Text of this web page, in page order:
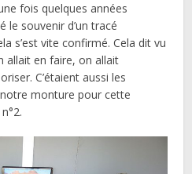
fois quelques années
le souvenir d’un tracé
s’est vite confirmé. Cela dit vu
allait en faire, on allait
C’étaient aussi les
monture pour cette